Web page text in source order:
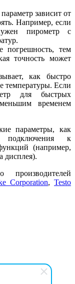
зависит от
Например, если
пирометр с
погрешность, тем
точность может
как быстро
температуры. Если
для быстрых
временем
параметры, как
подключения к
(например,
дисплея).
Corporation, Testo